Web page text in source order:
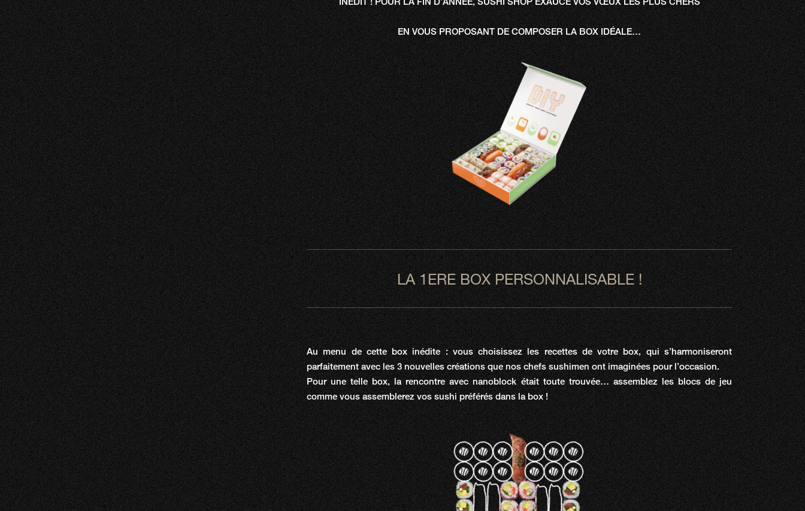
EN VOUS PROPOSANT DE COMPOSER LA BOX IDÉALE…
LA 1ERE BOX PERSONNALISABLE !
Au menu de cette box inédite : vous choisissez les recettes de votre box, qui s’harmoniseront
parfaitement avec les 3 nouvelles créations que nos chefs sushimen ont imaginées pour l’occasion.
Pour une telle box, la rencontre avec nanoblock était toute trouvée… assemblez les blocs de jeu
comme vous assemblerez vos sushi préférés dans la box !